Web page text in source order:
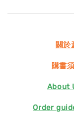
關於
購書
About
Order